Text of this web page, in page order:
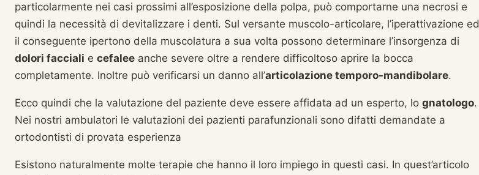
particolarmente nei casi prossimi all’esposizione della polpa, può comportarne una necrosi e
quindi la necessità di devitalizzare i denti. Sul versante muscolo-articolare, l’iperattivazione ed
il conseguente ipertono della muscolatura a sua volta possono determinare l’insorgenza di
dolori facciali e cefalee anche severe oltre a rendere difficoltoso aprire la bocca
completamente. Inoltre può verificarsi un danno all’articolazione temporo-mandibolare.
Ecco quindi che la valutazione del paziente deve essere affidata ad un esperto, lo gnatologo.
Nei nostri ambulatori le valutazioni dei pazienti parafunzionali sono difatti demandate a
ortodontisti di provata esperienza
Esistono naturalmente molte terapie che hanno il loro impiego in questi casi. In quest’articolo